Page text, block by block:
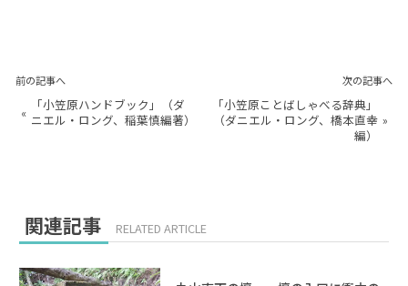
前の記事へ
«
「小笠原ハンドブック」（ダ
ニエル・ロング、稲葉慎編著）
次の記事へ
「小笠原ことばしゃべる辞典」
（ダニエル・ロング、橋本直幸
編）
»
関連記事 RELATED ARTICLE